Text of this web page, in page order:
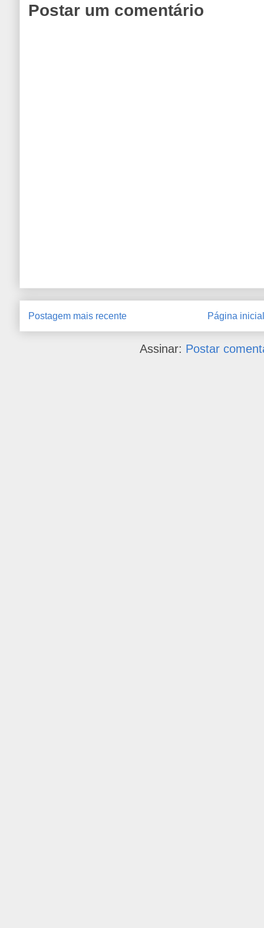
Postar um comentário
Postagem mais recente Página inicial
Assinar: Postar